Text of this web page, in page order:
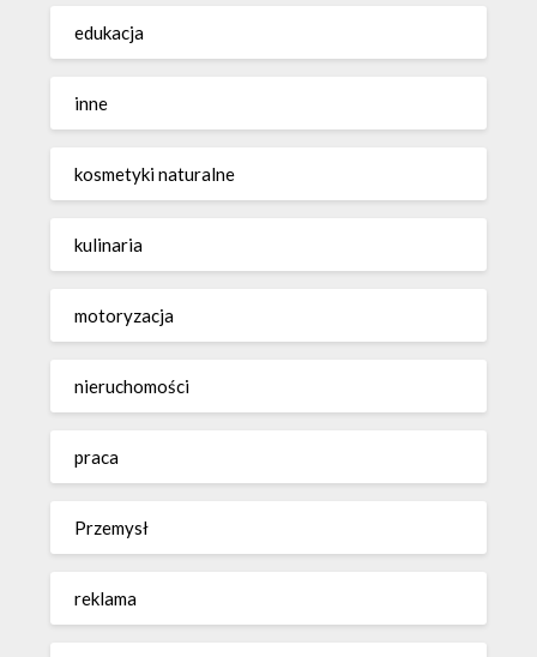
edukacja
inne
kosmetyki naturalne
kulinaria
motoryzacja
nieruchomości
praca
Przemysł
reklama